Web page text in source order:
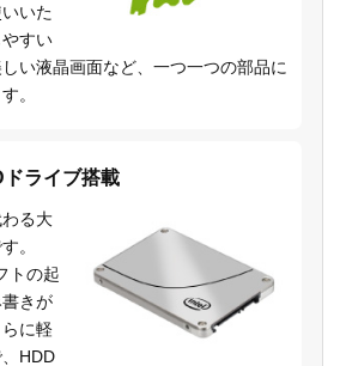
いた
すい
い液晶画面など、一つ一つの部品に
。
ライブ搭載
る大
。
トの起
きが
に軽
HDD